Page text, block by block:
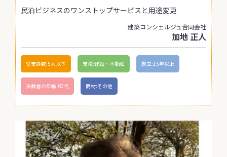
民泊ビジネスのワンストップサービスと用途変更
建築コンシェルジュ合同会社
加地 正人
従業員数:5人以下 業種:建設・不動産 創立:15年以上
決裁者の年齢:60代 商材:その他